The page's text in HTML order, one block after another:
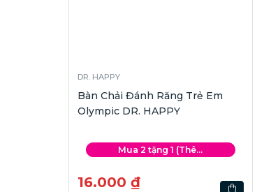
DR. HAPPY
Bàn Chải Đánh Răng Trẻ Em
Olympic DR. HAPPY
Mua 2 tặng 1 (Thê...
16.000 ₫